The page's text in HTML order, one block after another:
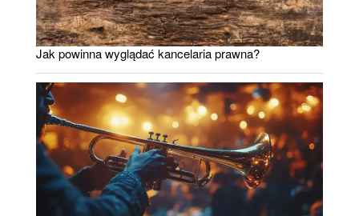
Jak powinna wyglądać kancelaria prawna?